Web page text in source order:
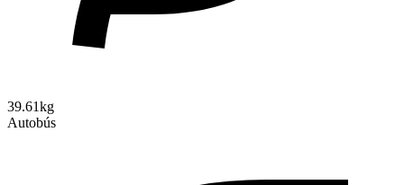
39.61kg
Autobús